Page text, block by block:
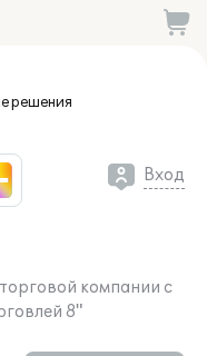
решения
Вход
компании с
8"